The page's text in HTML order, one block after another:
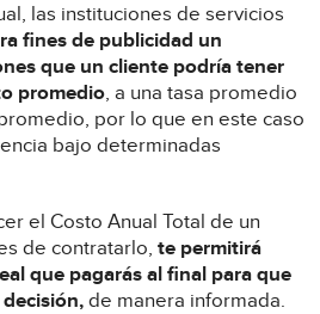
las instituciones de servicios
fines de publicidad un
que un cliente podría tener
promedio, a una tasa promedio
por lo que en este caso
bajo determinadas
el Costo Anual Total de un
de contratarlo, te permitirá
que pagarás al final para que
de manera informada.